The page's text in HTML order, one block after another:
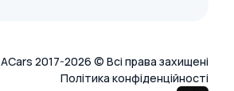
ACars 2017-2026 © Всі права захищені
Політика конфіденційності